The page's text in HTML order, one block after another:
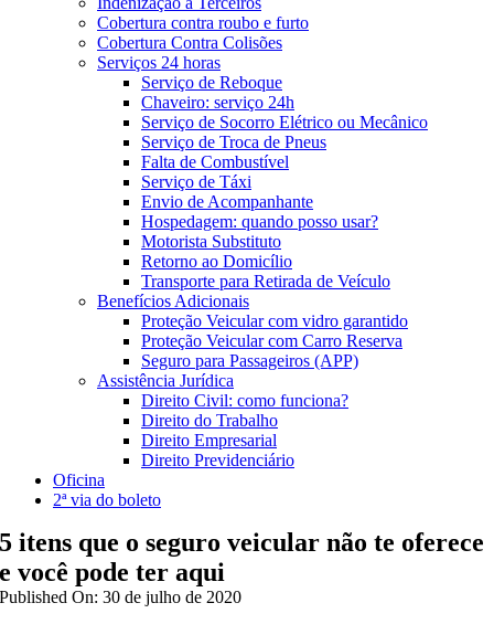
Cobertura contra roubo e furto
Cobertura Contra Colisões
Serviços 24 horas
Serviço de Reboque
Chaveiro: serviço 24h
Serviço de Socorro Elétrico ou Mecânico
Serviço de Troca de Pneus
Falta de Combustível
Serviço de Táxi
Envio de Acompanhante
Hospedagem: quando posso usar?
Motorista Substituto
Retorno ao Domicílio
Transporte para Retirada de Veículo
Benefícios Adicionais
Proteção Veicular com vidro garantido
Proteção Veicular com Carro Reserva
Seguro para Passageiros (APP)
Assistência Jurídica
Direito Civil: como funciona?
Direito do Trabalho
Direito Empresarial
Direito Previdenciário
Oficina
2ª via do boleto
5 itens que o seguro veicular não te oferece
e você pode ter aqui
Published On: 30 de julho de 2020